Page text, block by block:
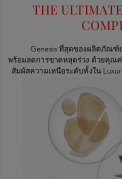
THE
Genesis ที่สุดของผลิตภัณฑ์
พร้อมลดการขาดหลุดร่วง ด้วยคุณ
สัมผัสความเหนือระดับทั้งใน